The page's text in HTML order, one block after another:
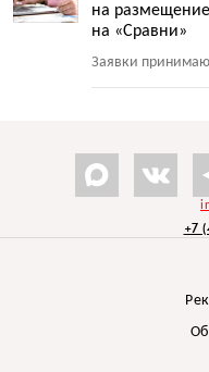
на
на «Сравни»
Заявки
+7